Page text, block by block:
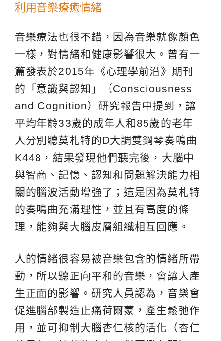
利用音樂療癒情緒
音樂療法也很不錯，因為音樂就像顏色
一樣，對情緒和健康影響很大。曾有一
篇發表於2015年《心理學前沿》期刊
的「意識與認知」（Consciousness
and Cognition）研究報告中提到，讓
平均年齡33歲的成年人和85歲的老年
人分別聽莫札特的D大調雙鋼琴奏鳴曲
K448，結果發現他們聽完後，大腦中
與智商、記憶、認知和問題解決能力相
關的腦波活動增強了；這是因為莫札特
的奏鳴曲充滿理性，並且有高度的條
理，能夠與大腦皮層組織相互回應。
人的情緒很容易被音樂包含的情緒所帶
動，所以聽正向平和的音樂，會讓人產
生正面的影響。研究人員認為，音樂會
促進腦部製造止痛荷爾蒙，產生鬆弛作
用，並可抑制大腦杏仁核的活化（杏仁